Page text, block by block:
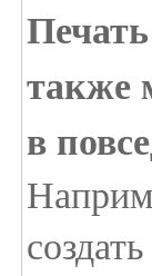
также
в